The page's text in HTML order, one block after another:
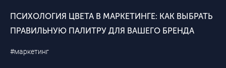
ПСИХОЛОГИЯ ЦВЕТА В МАРКЕТИНГЕ: КАК ВЫБРАТЬ
ПРАВИЛЬНУЮ ПАЛИТРУ ДЛЯ ВАШЕГО БРЕНДА
#маркетинг